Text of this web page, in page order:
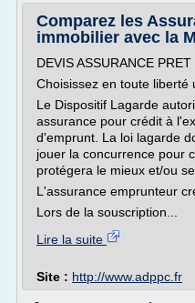
Comparez les
immobilier avec la
DEVIS ASSURANCE PRET
Choisissez en toute liberté
Le Dispositif Lagarde
assurance pour crédit à
d'emprunt. La loi lagarde
jouer la concurrence pour
protégera le mieux et/ou
L'assurance emprunteur
Lors de la souscription...
Lire la suite
Site : http://www.adppc.fr